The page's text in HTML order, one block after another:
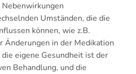
Umständen, die die
können, wie z.B.
Änderungen in der Medikation
eigene Gesundheit ist der
Behandlung, und die